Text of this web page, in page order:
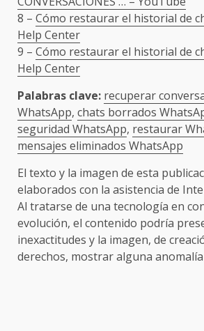
8 – Cómo restaurar el historial de
Help Center
9 – Cómo restaurar el historial de
Help Center
Palabras clave: recuperar
WhatsApp, chats borrados
seguridad WhatsApp, restaurar
mensajes eliminados WhatsApp
El texto y la imagen de esta
elaborados con la asistencia de
Al tratarse de una tecnología en
evolución, el contenido podría
inexactitudes y la imagen, de
derechos, mostrar alguna